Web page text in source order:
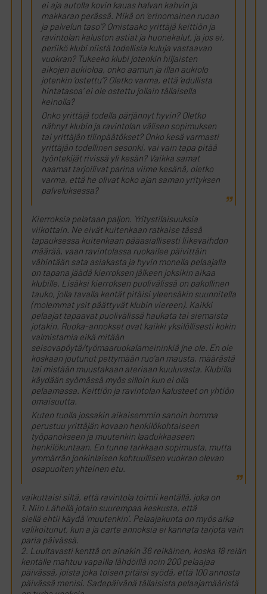
ei aja autolla kovin kauas halvan kahvin ja
makkaran perässä. Mikä on ’erinomainen ruoan
ja palvelun taso’? Omistaako yrittäjä keittiön ja
ravintolan kaluston astiat ja huonekalut, ja jos ei,
periikö klubi niistä todellisia kuluja vastaavan
vuokran? Tukeeko klubi jotenkin hiljaisten
aikojen aukioloa, onko aamun ja illan aukiolo
jotenkin ’ostettu’? Oletko varma, että ’edullista
hintatasoa’ ei ole ostettu jollain tällaisella
keinolla?
Onko yrittäjä todella pärjännyt hyvin? Oletko
nähnyt klubin ja ravintolan välisen sopimuksen
tai yrittäjän tilinpäätökset? Onko kesä varmasti
yrittäjän todellinen sesonki, vai vain tapa pitää
työntekijät rivissä yli kesän? Vaikka samat
naamat tarjoilivat parina viime kesänä, oletko
varma, että he olivat koko ajan saman yrityksen
palveluksessa?
Kierroksia pelataan paljon. Yritystilaisuuksia
viikottain. Ne eivät kuitenkaan ratkaise tässä
tapauksessa kuitenkaan pääasiallisesti liikevaihdon
määrää, vaan ravintolassa ruokailee päivittäin
vähintään sata asiakasta ja hyvin monella pelaajalla
on tapana jäädä kierroksen jälkeen joksikin aikaa
klubille. Lisäksi kierroksen puolivälissä on pakollinen
tauko, jolla tavalla kentät pitäisi yleensäkin suunnitella
(molemmat ysit päättyvät klubin viereen). Kaikki
pelaajat tapaavat puolivälissä haukata tai siemaista
jotakin. Ruoka-annokset ovat kaikki yksilöllisesti kokin
valmistamia eikä mitään
seisovapöytä/työmaaruokalameininkiä jne ole. En ole
koskaan joutunut pettymään ruo’an mausta, määrästä
tai mistään muustakaan ateriaan kuuluvasta. Klubilla
käydään syömässä myös silloin kun ei olla
pelaamassa. Keittiön ja ravintolan kalusteet on yhtiön
omaisuutta.
Kuten tuolla jossakin aikaisemmin sanoin homma
perustuu yrittäjän kovaan henkilökohtaiseen
työpanokseen ja muutenkin laadukkaaseen
henkilökuntaan. En tunne tarkkaan sopimusta, mutta
ymmärrän jonkinlaisen kohtuullisen vuokran olevan
osapuolten yhteinen etu.
vaikuttaisi siltä, että ravintola toimii kentällä, joka on
1. Niin Lähellä jotain suurempaa keskusta, että
siellä ehtii käydä ’muutenkin’. Pelaajakunta on myös aika
valikoitunut, kun a ja carte annoksia ei kannata tarjota vain
paria päivässä.
2. Luultavasti kenttä on ainakin 36 reikäinen, koska 18 reiän
kentälle mahtuu vapailla lähdöillä noin 200 pelaajaa
päivässä, joista joka toisen pitäisi syödä, että 100 annosta
päivässä menisi. Sadepäivänä tällaisista pelaajamääristä